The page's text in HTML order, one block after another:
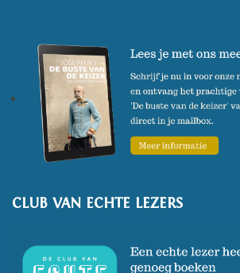
CLUB VAN ECHTE LEZERS